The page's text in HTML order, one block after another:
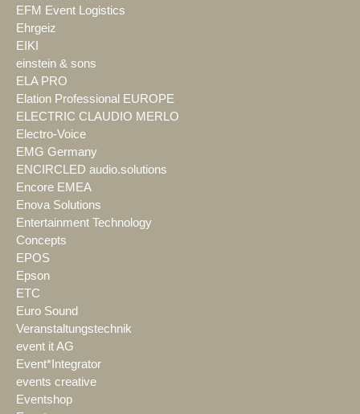
EFM Event Logistics
Ehrgeiz
EIKI
einstein & sons
ELA PRO
Elation Professional EUROPE
ELECTRIC CLAUDIO MERLO
Electro-Voice
EMG Germany
ENCIRCLED audio.solutions
Encore EMEA
Enova Solutions
Entertainment Technology
Concepts
EPOS
Epson
ETC
Euro Sound
Veranstaltungstechnik
event it AG
Event*Integrator
events creative
Eventshop